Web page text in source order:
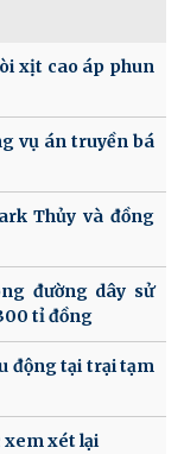
xịt cao áp phun
vụ án truyền bá
Thủy và đồng
đường dây sử
tỉ đồng
động tại trại tạm
xem xét lại